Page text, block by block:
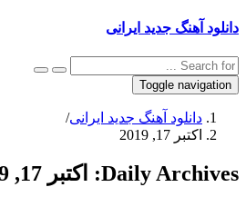
دانلود آهنگ جدید ایرانی
Toggle navigation
دانلود آهنگ جدید ایرانی/
اکتبر 17, 2019
Daily Archives: اکتبر 17, 2019